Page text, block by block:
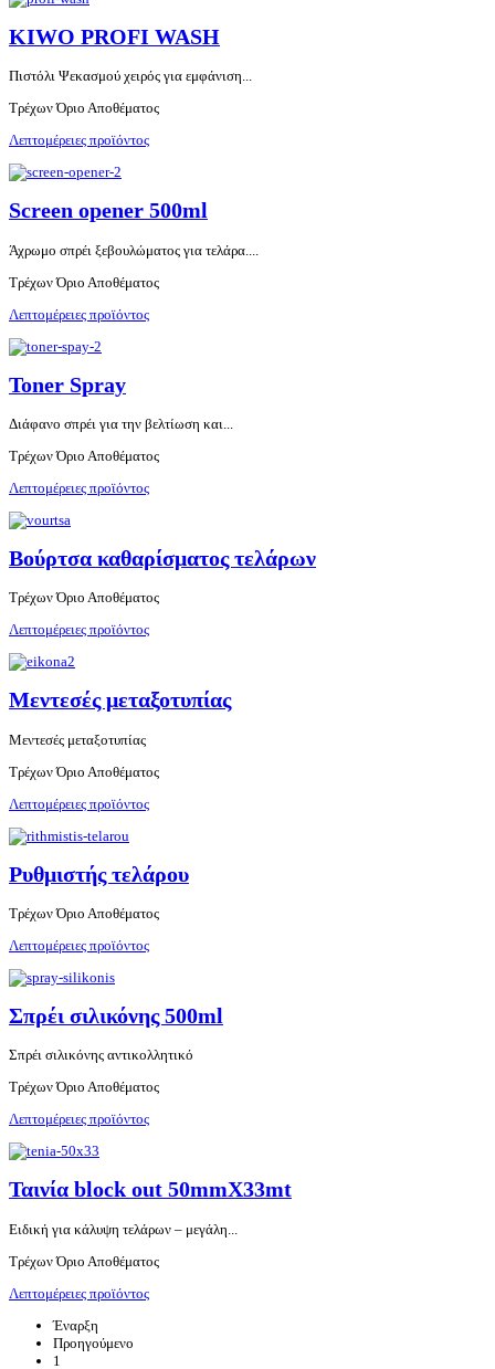
KIWO PROFI WASH
Πιστόλι Ψεκασμού χειρός για εμφάνιση...
Τρέχων Όριο Αποθέματος
Λεπτομέρειες προϊόντος
Screen opener 500ml
Άχρωμο σπρέι ξεβουλώματος για τελάρα....
Τρέχων Όριο Αποθέματος
Λεπτομέρειες προϊόντος
Toner Spray
Διάφανο σπρέι για την βελτίωση και...
Τρέχων Όριο Αποθέματος
Λεπτομέρειες προϊόντος
Βούρτσα καθαρίσματος τελάρων
Τρέχων Όριο Αποθέματος
Λεπτομέρειες προϊόντος
Μεντεσές μεταξοτυπίας
Μεντεσές μεταξοτυπίας
Τρέχων Όριο Αποθέματος
Λεπτομέρειες προϊόντος
Ρυθμιστής τελάρου
Τρέχων Όριο Αποθέματος
Λεπτομέρειες προϊόντος
Σπρέι σιλικόνης 500ml
Σπρέι σιλικόνης αντικολλητικό
Τρέχων Όριο Αποθέματος
Λεπτομέρειες προϊόντος
Ταινία block out 50mmX33mt
Ειδική για κάλυψη τελάρων – μεγάλη...
Τρέχων Όριο Αποθέματος
Λεπτομέρειες προϊόντος
Έναρξη
Προηγούμενο
1